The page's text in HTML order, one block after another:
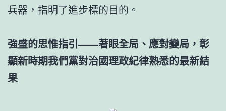
兵器，指明了進步標的目的。
強盛的思惟指引——著眼全局、應對變局，彰
顯新時期我們黨對治國理政紀律熟悉的最新結
果